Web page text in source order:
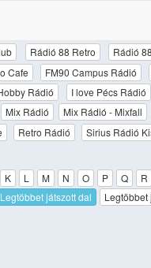
Rádió 88 Retro Rádió
Cafe FM90 Campus Rádió
Rádió I love Pécs Rádió
Mix Rádió Mix Rádió - Mixfall
Retro Rádió Sirius Rádió
K L M N O P Q R
Legtöbbet játszott dal Legtöbbet